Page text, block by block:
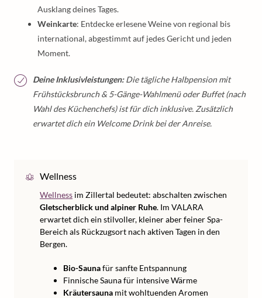
Ausklang deines Tages.
Weinkarte: Entdecke erlesene Weine von regional bis
international, abgestimmt auf jedes Gericht und jeden
Moment.
Deine Inklusivleistungen:Die tägliche Halbpension mit
Frühstücksbrunch & 5-Gänge-Wahlmenü oder Buffet (nach
Wahl des Küchenchefs) ist für dich inklusive. Zusätzlich
erwartet dich ein Welcome Drink bei der Anreise.
Wellness
Wellness im Zillertal bedeutet: abschalten zwischen
Gletscherblick und alpiner Ruhe. Im VALARA
erwartet dich ein stilvoller, kleiner aber feiner Spa-
Bereich als Rückzugsort nach aktiven Tagen in den
Bergen.
Bio-Saunafür sanfte Entspannung
Finnische Sauna für intensive Wärme
Kräutersauna mit wohltuenden Aromen